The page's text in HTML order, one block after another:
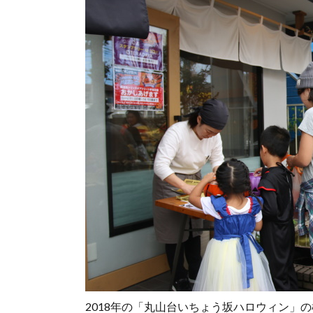
2018年の「丸山台いちょう坂ハロウィン」